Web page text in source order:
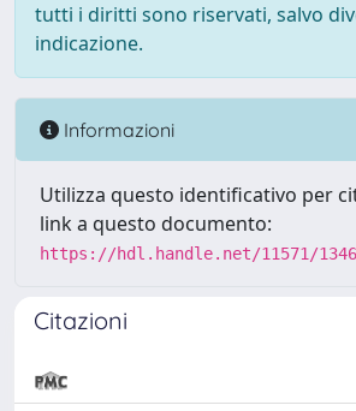
tutti i diritti sono riservati, salvo
indicazione.
Informazioni
Utilizza questo identificativo per
link a questo documento:
https://hdl.handle.net/11571/
Citazioni